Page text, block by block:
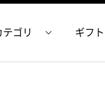
テゴリ ギフト